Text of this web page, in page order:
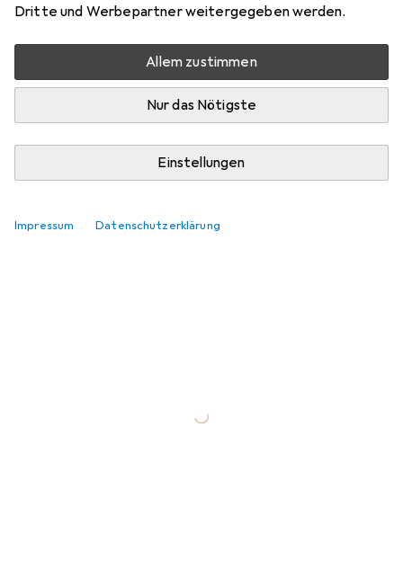
Dritte und Werbepartner weitergegeben werden.
Allem zustimmen
Nur das Nötigste
Einstellungen
Impressum Datenschutzerklärung